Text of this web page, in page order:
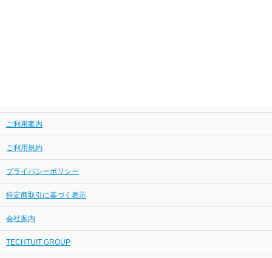
ご利用案内
ご利用規約
プライバシーポリシー
特定商取引に基づく表示
会社案内
TECHTUIT GROUP